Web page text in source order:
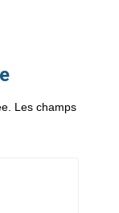
Les champs